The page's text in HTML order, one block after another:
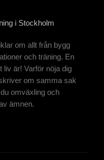
i Stockholm
om allt från bygg
och träning. En
liv är! Varför nöja dig
om samma sak
omväxling och
ämnen.